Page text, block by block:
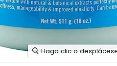
Haga clic o